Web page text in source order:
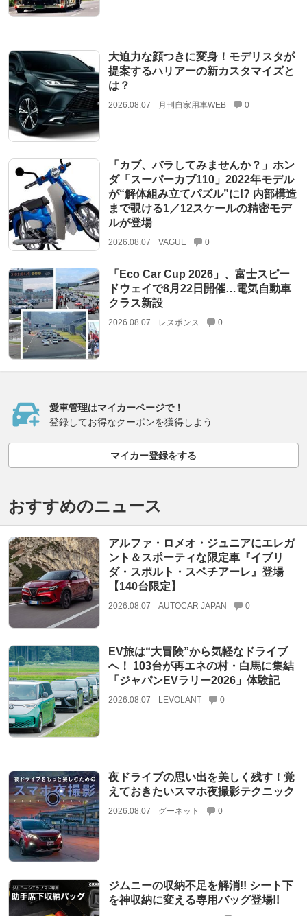
大迫力な顔つきに変身！モデリスタが
提案するハリアーの新カスタマイズと
は？
2026.08.07 月刊自家用車WEB 0
「カブ、バラしてみませんか？」ホン
ダ「スーパーカブ110」2022年モデル
が“解体組み立てパズル”に!? 内部構造
まで覗ける1／12スケールの精密モデ
ルが登場
2026.08.07 VAGUE 0
「Eco Car Cup 2026」、富士スピー
ドウェイで8月22日開催…電気自動車
クラス新設
2026.08.07 レスポンス 0
愛車管理はマイカーページで！
登録してお得なクーポンを獲得しよう
マイカー登録をする
おすすめのニュース
アルファ・ロメオ・ジュニアにエレガ
ント＆スポーティな限定車『イブリ
ダ・スポルト・スペチアーレ』登場
【140台限定】
2026.08.07 AUTOCAR JAPAN 0
EV旅は“大冒険”から気軽なドライブ
へ！ 103台が再エネの村・白馬に集結
「ジャパンEVラリー2026」体験記
2026.08.07 LEVOLANT 0
夜ドライブの思い出を美しく残す！覚
えておきたいスマホ夜撮影テクニック
2026.08.07 グーネット 0
ジムニーの収納不足を解消!! シート下
を神収納に変える専用バッグ登場!!